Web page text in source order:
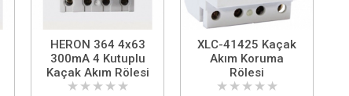
HERON 364 4x63
300mA 4 Kutuplu
Kaçak Akım Rölesi
★ ★ ★ ★ ★
XLC-41425 Kaçak
Akım Koruma
Rölesi
★ ★ ★ ★ ★